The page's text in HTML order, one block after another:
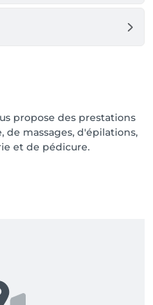
propose des prestations
de massages, d'épilations,
et de pédicure.